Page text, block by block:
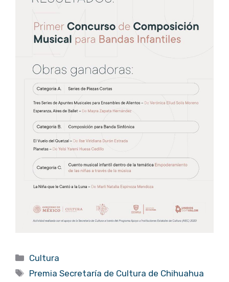
Categorías
Cultura
Etiquetas
Premia Secretaría de Cultura de Chihuahua